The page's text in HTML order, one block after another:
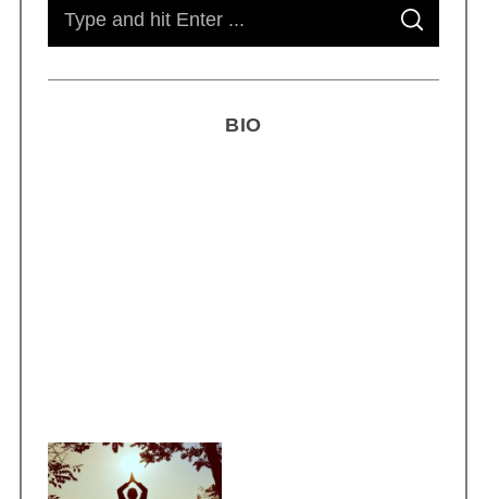
S
A
C
BIO